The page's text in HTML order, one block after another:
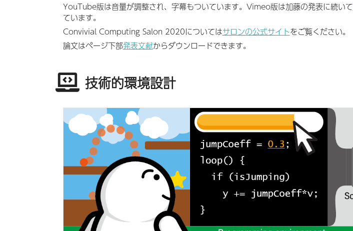
YouTube版は音量が調整され、字幕もついています。Vimeo版は加藤の発表に続いて
ています。
Convivial Computing Salon 2020についてはサロンの公式サイトをご覧ください。
論文はページ下部発表文献からダウンロードできます。
技術的環境設計